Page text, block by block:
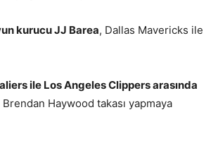
kurucu JJ Barea, Dallas Mavericks ile
ile Los Angeles Clippers arasında
Haywood takası yapmaya